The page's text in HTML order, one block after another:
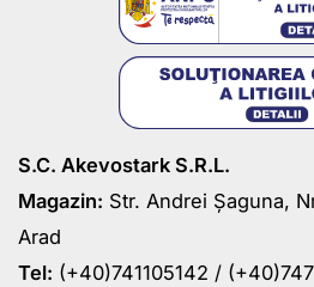
S.C. Akevostark S.R.L.
Magazin: Str. Andrei Șaguna,
Arad
Tel: (+40)741105142 /